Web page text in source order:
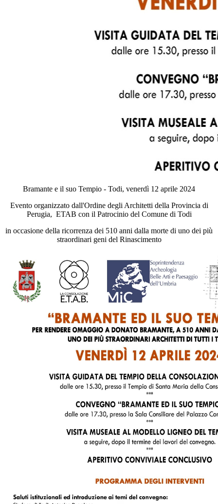
Bramante e il suo Tempio - Todi, venerdì 12 aprile 2024
Evento organizzato dall'Ordine degli Architetti della Provincia di
Perugia, ETAB con il Patrocinio del Comune di Todi
in occasione della ricorrenza dei 510 anni dalla morte di uno dei più
straordinari geni del Rinascimento